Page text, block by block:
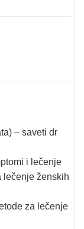
– saveti dr
i lečenje
lečenje ženskih
za lečenje